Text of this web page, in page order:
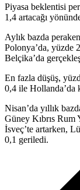
Piyasa beklentisi
1,4 artacağı
Aylık bazda
Polonya’da, yüzde
Belçika’da
En fazla düşüş,
0,4 ile Hollanda’da
Nisan’da yıllık
Güney Kıbrıs
İsveç’te artarken,
0,1 geriledi.